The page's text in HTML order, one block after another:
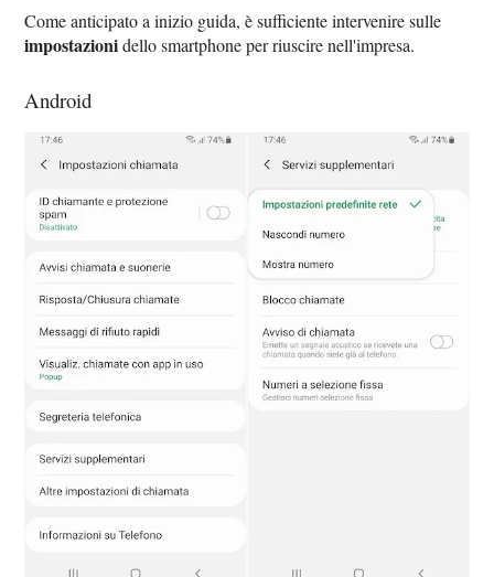
Come anticipato a inizio guida, è sufficiente intervenire sulle
impostazionidello smartphone per riuscire nell'impresa.
Android